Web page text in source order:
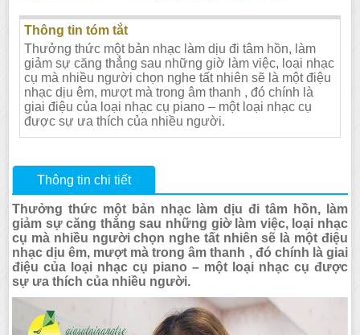
Thông tin tóm tắt
Thưởng thức một bản nhạc làm dịu đi tâm hồn, làm
giảm sự căng thẳng sau những giờ làm việc, loại nhạc
cụ mà nhiều người chọn nghe tất nhiên sẽ là một điệu
nhạc dịu êm, mượt mà trong âm thanh , đó chính là
giai điệu của loại nhạc cụ piano – một loại nhạc cụ
được sự ưa thích của nhiều người.
Thông tin chi tiết
Thưởng thức một bản nhạc làm dịu đi tâm hồn, làm
giảm sự căng thẳng sau những giờ làm việc, loại nhạc
cụ mà nhiều người chọn nghe tất nhiên sẽ là một điệu
nhạc dịu êm, mượt mà trong âm thanh , đó chính là giai
điệu của loại nhạc cụ piano – một loại nhạc cụ được
sự ưa thích của nhiều người.